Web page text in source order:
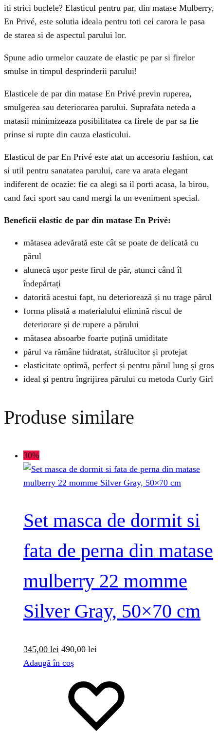
iti strici buclele? Elasticul pentru par, din matase Mulberry,
En Privé, este solutia ideala pentru toti cei carora le pasa
de starea si de aspectul parului lor.
Spune adio urmelor cauzate de elastic pe par si firelor
smulse in timpul desprinderii parului!
Elasticele de par din matase En Privé previn ruperea,
smulgerea sau deteriorarea parului. Suprafata neteda a
matasii minimizeaza posibilitatea ca firele de par sa fie
prinse si rupte din cauza elasticului.
Elasticul de par En Privé este atat un accesoriu fashion, cat
si util pentru sanatatea parului, care va arata elegant
indiferent de ocazie: fie ca alegi sa il porti acasa, la birou,
cand faci sport sau cand mergi la un eveniment special.
Beneficii elastic de par din matase En Privé:
mătasea adevărată este cât se poate de delicată cu
părul
alunecă ușor peste firul de păr, atunci când îl
îndepărtați
datorită acestui fapt, nu deteriorează și nu trage părul
forma plisată a materialului elimină riscul de
deteriorare și de rupere a părului
mătasea absoarbe foarte puțină umiditate
părul va rămâne hidratat, strălucitor și protejat
elasticitate optimă, perfect și pentru părul lung și gros
ideal și pentru îngrijirea părului cu metoda Curly Girl
Produse similare
30%
Set masca de dormit si
fata de perna din matase
mulberry 22 momme
Silver Gray, 50×70 cm
345,00 lei 490,00lei
Adaugă în coș